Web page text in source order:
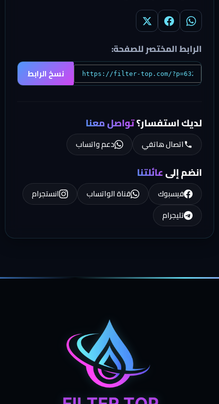
الرابط المختصر للصفحة:
نسخ الرابط
لديك استفسار؟تواصل معنا
اتصال هاتفي دعم واتساب
انضم إلىعائلتنا
فيسبوك قناة الواتساب
انستجرام
تليجرام